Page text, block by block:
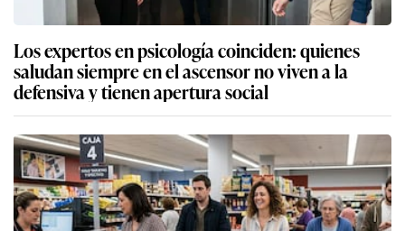
Los expertos en psicología coinciden: quienes
saludan siempre en el ascensor no viven a la
defensiva y tienen apertura social